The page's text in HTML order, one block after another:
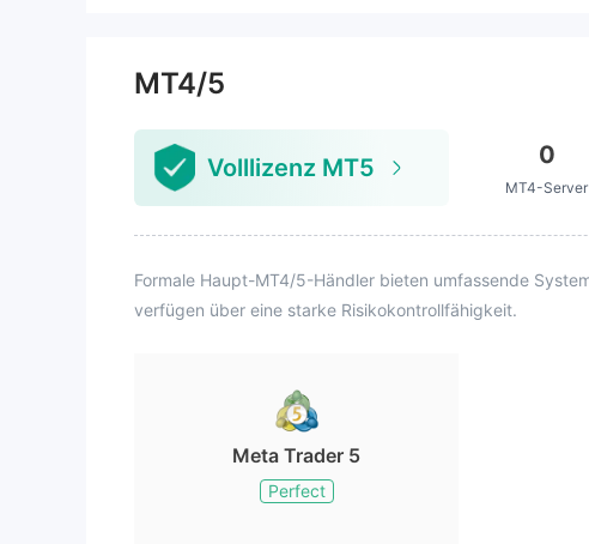
MT4/5
Volllizenz MT5 0
MT4-Server
Formale Haupt-MT4/5-Händler bieten umfassende
verfügen über eine starke Risikokontrollfähigkeit.
Meta Trader 5
Perfect